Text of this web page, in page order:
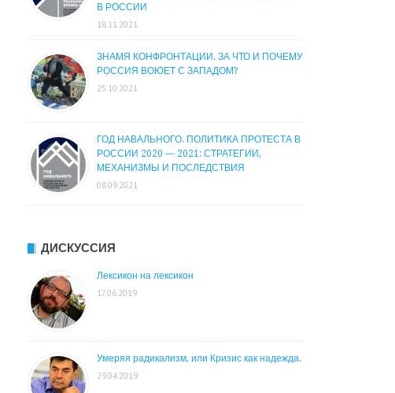
В РОССИИ
18.11.2021
ЗНАМЯ КОНФРОНТАЦИИ. ЗА ЧТО И ПОЧЕМУ
РОССИЯ ВОЮЕТ С ЗАПАДОМ?
25.10.2021
ГОД НАВАЛЬНОГО. ПОЛИТИКА ПРОТЕСТА В
РОССИИ 2020 — 2021: СТРАТЕГИИ,
МЕХАНИЗМЫ И ПОСЛЕДСТВИЯ
08.09.2021
ДИСКУССИЯ
Лексикон на лексикон
17.06.2019
Умеряя радикализм, или Кризис как надежда.
29.04.2019